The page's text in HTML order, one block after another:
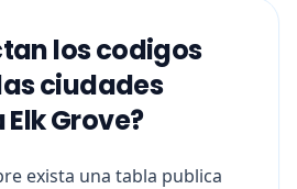
los codigos
ciudades
Grove?
exista una tabla publica